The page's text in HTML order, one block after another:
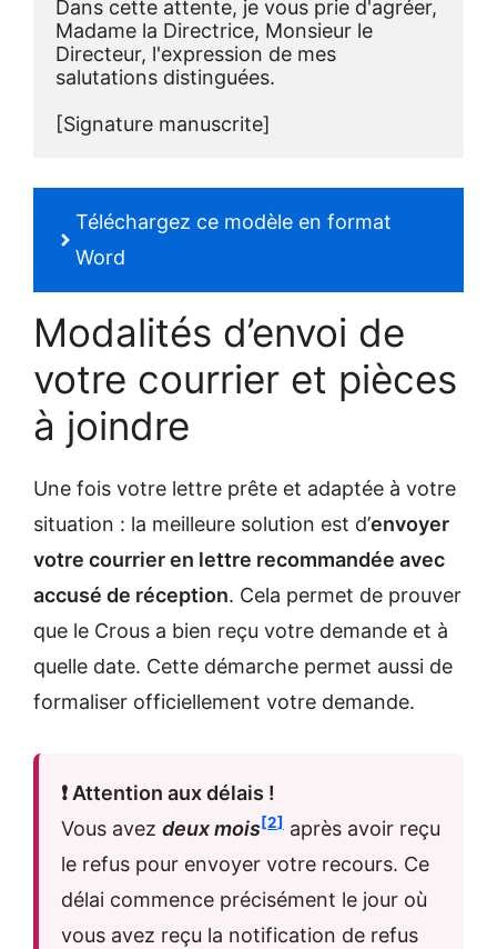
Dans cette attente, je vous prie d'agréer,
Madame la Directrice, Monsieur le
Directeur, l'expression de mes
salutations distinguées.
[Signature manuscrite]
Téléchargez ce modèle en format
Word
Modalités d’envoi de
votre courrier et pièces
à joindre
Une fois votre lettre prête et adaptée à votre
situation : la meilleure solution est d’envoyer
votre courrier en lettre recommandée avec
accusé de réception. Cela permet de prouver
que le Crous a bien reçu votre demande et à
quelle date. Cette démarche permet aussi de
formaliser officiellement votre demande.
❗ Attention aux délais !
Vous avez deux mois 2
après avoir reçu
le refus pour envoyer votre recours. Ce
délai commence précisément le jour où
vous avez reçu la notification de refus